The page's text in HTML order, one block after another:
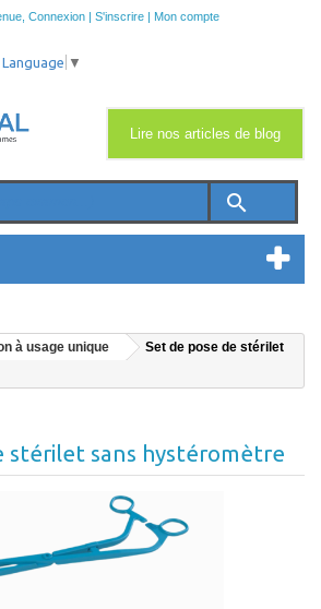
Connexion | S'inscrire | Mon compte
search
Lire nos articles de blog
▼
à usage unique
Set de pose de stérilet
stérilet sans hystéromètre